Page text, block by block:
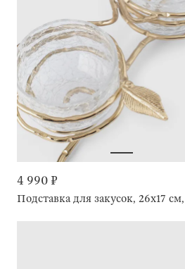
4 990 ₽
Подставка для закусок, 26х17